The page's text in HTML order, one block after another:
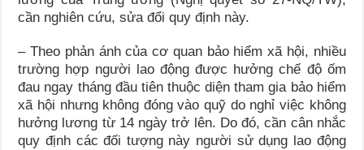
cần nghiên cứu, sửa đổi quy định này.
– Theo phản ánh của cơ quan bảo hiểm xã hội, nhiều
trường hợp người lao động được hưởng chế độ ốm
đau ngay tháng đầu tiên thuộc diện tham gia bảo hiểm
xã hội nhưng không đóng vào quỹ do nghỉ việc không
hưởng lương từ 14 ngày trở lên. Do đó, cần cân nhắc
quy định các đối tượng này người sử dụng lao động